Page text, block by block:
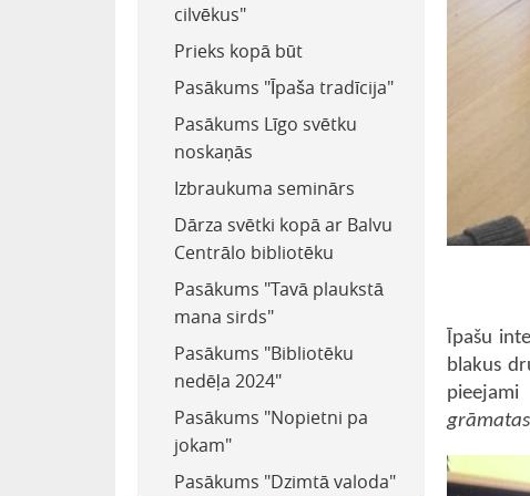
cilvēkus"
Prieks kopā būt
Pasākums "Īpaša tradīcija"
Pasākums Līgo svētku
noskaņās
Izbraukuma seminārs
Dārza svētki kopā ar Balvu
Centrālo bibliotēku
Pasākums "Tavā plaukstā
mana sirds"
Pasākums "Bibliotēku
nedēļa 2024"
Pasākums "Nopietni pa
jokam"
Pasākums "Dzimtā valoda"
Īpašu
blakus
grāmatas